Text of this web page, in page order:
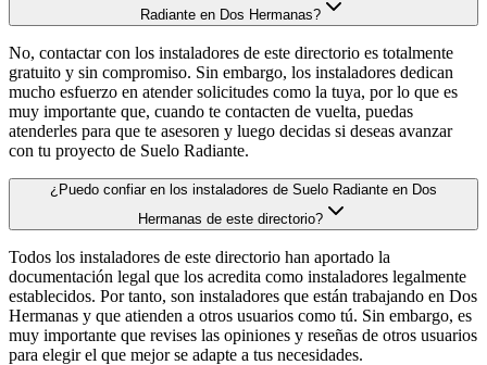
Radiante en Dos Hermanas?
No, contactar con los instaladores de este directorio es totalmente
gratuito y sin compromiso. Sin embargo, los instaladores dedican
mucho esfuerzo en atender solicitudes como la tuya, por lo que es
muy importante que, cuando te contacten de vuelta, puedas
atenderles para que te asesoren y luego decidas si deseas avanzar
con tu proyecto de Suelo Radiante.
¿Puedo confiar en los instaladores de Suelo Radiante en Dos
Hermanas de este directorio?
Todos los instaladores de este directorio han aportado la
documentación legal que los acredita como instaladores legalmente
establecidos. Por tanto, son instaladores que están trabajando en Dos
Hermanas y que atienden a otros usuarios como tú. Sin embargo, es
muy importante que revises las opiniones y reseñas de otros usuarios
para elegir el que mejor se adapte a tus necesidades.